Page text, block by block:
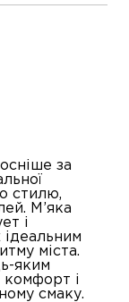
за
стилю,
М’яка
і
міста.
яким
комфорт і
смаку.